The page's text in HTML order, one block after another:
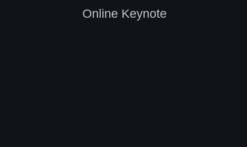
Online Keynote